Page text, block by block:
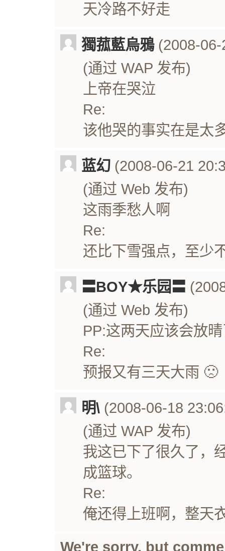
天冷路不好走
獨菰藍烏鴉(2008-06-
(通过 WAP 发布)
上帝在哭泣
Re:
该他哭的事实在是太
蓝幻 (2008-06-21
(通过 Web 发布)
这雨季愁人啊
Re:
还比下雪强点，至少
〓BOY★乐园〓
(通过 Web 发布)
PP:这两天应该会放
Re:
预报又有三天大雨 🙁
明\ (2008-06-18
(通过 WAP 发布)
我这已下了很久了，
成篮球。
Re:
俺还得上班啊，整天
We're sorry, but